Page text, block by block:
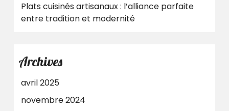
Plats cuisinés artisanaux : l’alliance parfaite
entre tradition et modernité
Archives
avril 2025
novembre 2024